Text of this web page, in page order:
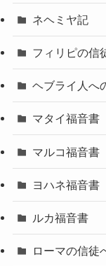
ネヘミヤ記
フィリピの信
ヘブライ人へ
マタイ福音書
マルコ福音書
ヨハネ福音書
ルカ福音書
ローマの信徒